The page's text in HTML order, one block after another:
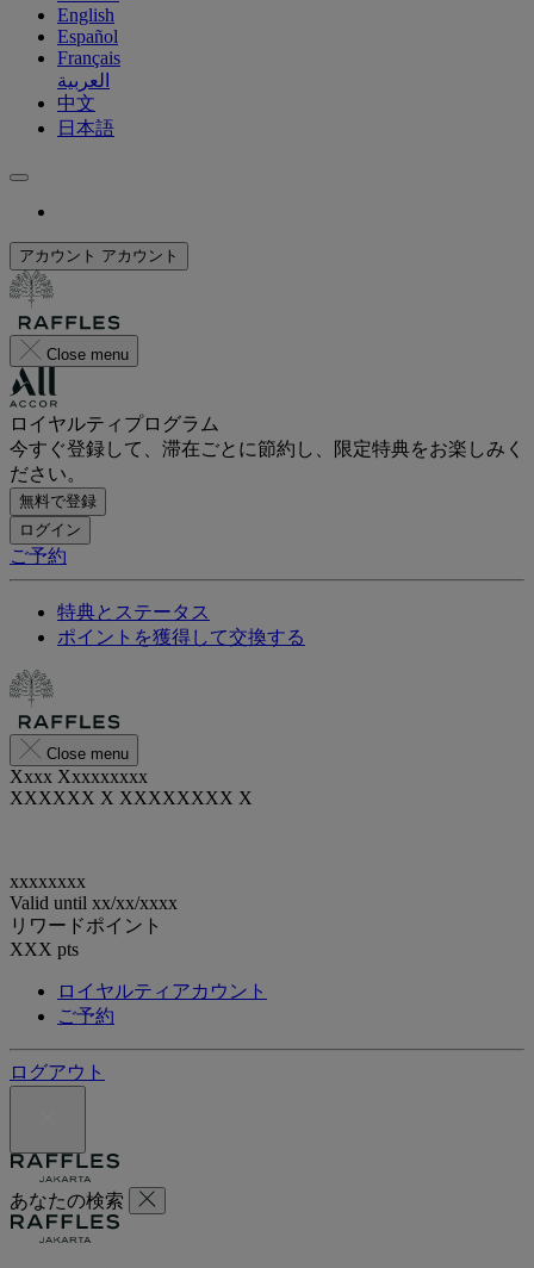
English
Español
Français
العربية
中文
日本語
アカウント アカウント
Close menu
ロイヤルティプログラム
今すぐ登録して、滞在ごとに節約し、限定特典をお楽しみく
ださい。
無料で登録
ログイン
ご予約
特典とステータス
ポイントを獲得して交換する
Close menu
Xxxx Xxxxxxxxx
XXXXXX X XXXXXXXX X
xxxxxxxx
Valid until xx/xx/xxxx
リワードポイント
XXX pts
ロイヤルティアカウント
ご予約
ログアウト
あなたの検索